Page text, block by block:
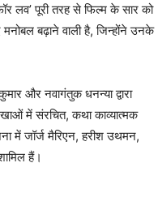
लव’ पूरी तरह से फिल्म के सार को
बढ़ाने वाली है, जिन्होंने उनके
और नवागंतुक धनन्या द्वारा
में संरचित, कथा काव्यात्मक
में जॉर्ज मैरिएन, हरीश उथमन,
हैं।